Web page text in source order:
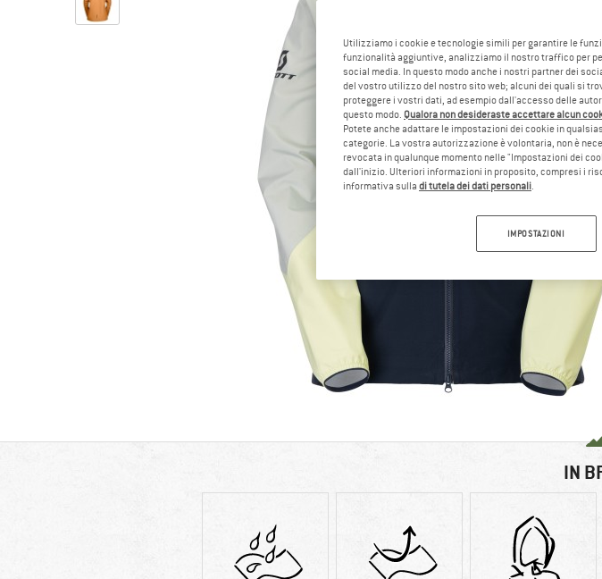
IN
Utilizziamo i cookie e tecnologie simili per garantire le
funzionalità aggiuntive, analizziamo il nostro traffico per
social media. In questo modo anche i nostri partner dei
del vostro utilizzo del nostro sito web; alcuni dei quali si
proteggere i vostri dati, ad esempio dall'accesso delle
questo modo. Qualora non desideraste accettare alcun
Potete anche adattare le impostazioni dei cookie in
categorie. La vostra autorizzazione è volontaria, non è
revocata in qualunque momento nelle "Impostazioni dei
dall'inizio. Ulteriori informazioni in proposito, compresi i
informativa sulla di tutela dei dati personali.
IMPOSTAZIONI